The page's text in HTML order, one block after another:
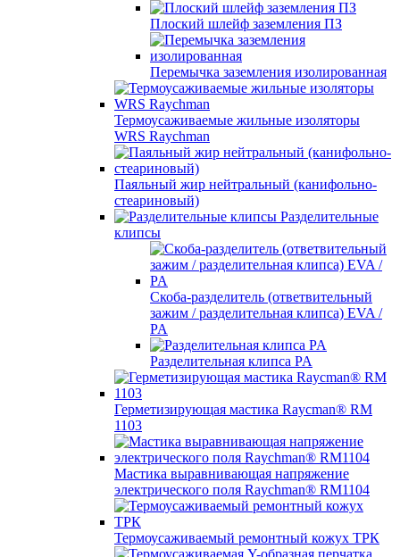
Плоский шлейф заземления ПЗ
Перемычка заземления изолированная
Термоусаживаемые жильные изоляторы
WRS Raychman
Паяльный жир нейтральный (канифольно-
стеариновый)
Разделительные
клипсы
Скоба-разделитель (ответвительный
зажим / разделительная клипса) EVA /
PA
Разделительная клипса PA
Герметизирующая мастика Raycman® RM
1103
Мастика выравнивающая напряжение
электрического поля Raychman® RM1104
Термоусаживаемый ремонтный кожух ТРК